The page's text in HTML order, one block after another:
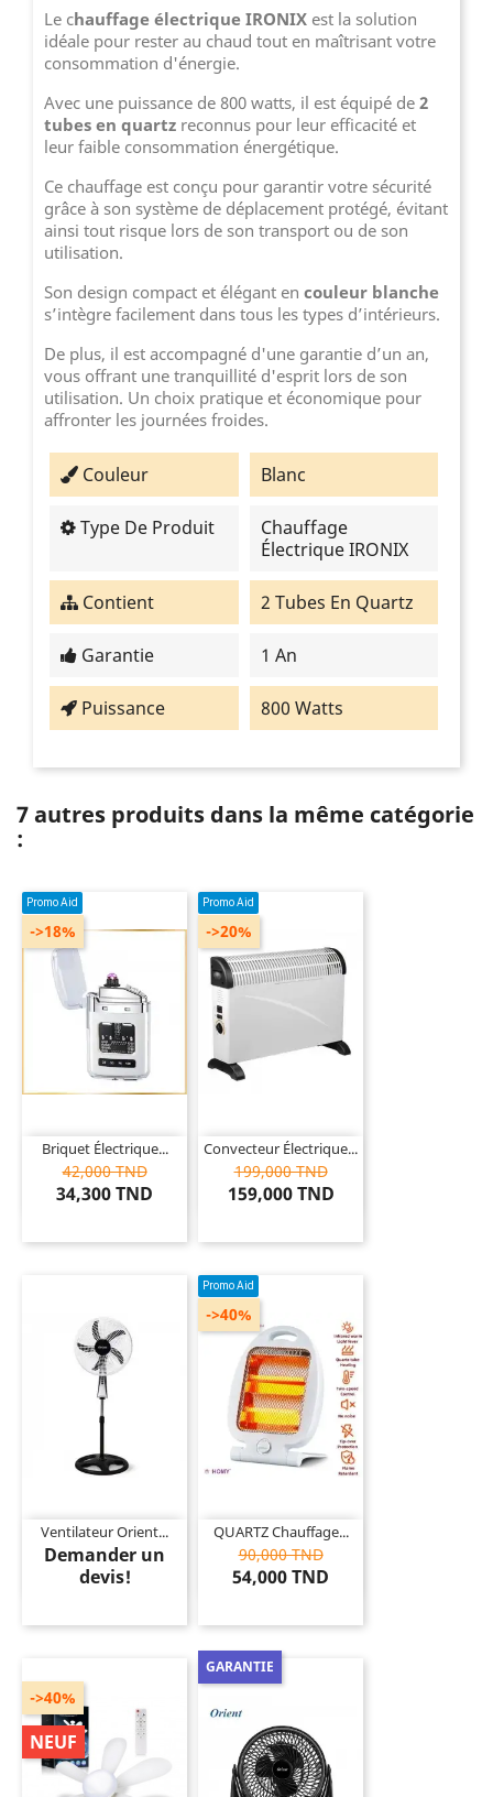
Le chauffage électrique IRONIX est la solution
idéale pour rester au chaud tout en maîtrisant votre
consommation d'énergie.
Avec une puissance de 800 watts, il est équipé de 2
tubes en quartz reconnus pour leur efficacité et
leur faible consommation énergétique.
Ce chauffage est conçu pour garantir votre sécurité
grâce à son système de déplacement protégé, évitant
ainsi tout risque lors de son transport ou de son
utilisation.
Son design compact et élégant en couleur blanche
s’intègre facilement dans tous les types d’intérieurs.
De plus, il est accompagné d'une garantie d’un an,
vous offrant une tranquillité d'esprit lors de son
utilisation. Un choix pratique et économique pour
affronter les journées froides.
Couleur Blanc
Type De Produit
Chauffage
Électrique IRONIX
Contient 2 Tubes En Quartz
Garantie 1 An
Puissance 800 Watts
7 autres produits dans la même catégorie
:
Promo Aid
Briquet Électrique...
42,000 TND
34,300 TND
->18%
Promo Aid
Convecteur Électrique...
199,000 TND
159,000 TND
->20%
Ventilateur Orient...
Demander un
devis!
Promo Aid
QUARTZ Chauffage...
90,000 TND
54,000 TND
->40%
->40%
NEUF
GARANTIE